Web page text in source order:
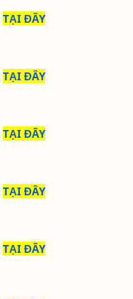
TẠI ĐÂY
TẠI ĐÂY
TẠI ĐÂY
TẠI ĐÂY
TẠI ĐÂY